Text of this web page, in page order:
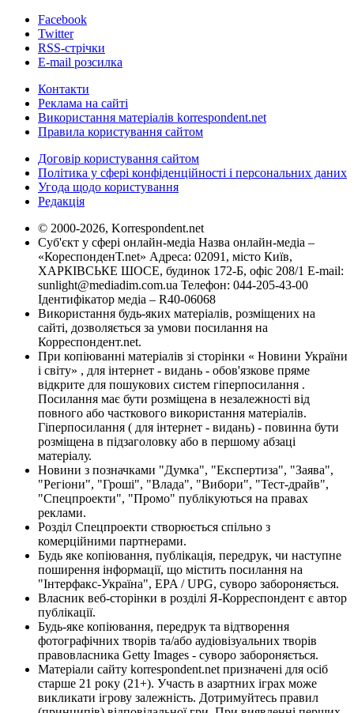
Facebook
Twitter
RSS-стрічки
E-mail розсилка
Контакти
Реклама на сайті
Використання матеріалів korrespondent.net
Правила користування сайтом
Договір користування сайтом
Політика у сфері конфіденційності і персональних даних
Угода щодо користування
Редакція
© 2000-2026, Korrespondent.net
Суб'єкт у сфері онлайн-медіа Назва онлайн-медіа –
«КореспонденТ.net» Адреса: 02091, місто Київ,
ХАРКІВСЬКЕ ШОСЕ, будинок 172-Б, офіс 208/1 E-mail:
sunlight@mediadim.com.ua Телефон: 044-205-43-00
Ідентифікатор медіа – R40-06068
Використання будь-яких матеріалів, розміщених на
сайті, дозволяється за умови посилання на
Корреспондент.net.
При копіюванні матеріалів зі сторінки « Новини України
і світу» , для інтернет - видань - обов'язкове пряме
відкрите для пошукових систем гіперпосилання .
Посилання має бути розміщена в незалежності від
повного або часткового використання матеріалів.
Гіперпосилання ( для інтернет - видань) - повинна бути
розміщена в підзаголовку або в першому абзаці
матеріалу.
Новини з позначками "Думка", "Експертиза", "Заява",
"Регіони", "Гроші", "Влада", "Вибори", "Тест-драйв",
"Спецпроекти", "Промо" публікуються на правах
реклами.
Розділ Спецпроекти створюється спільно з
комерційними партнерами.
Будь яке копіювання, публікація, передрук, чи наступне
поширення інформації, що містить посилання на
"Інтерфакс-Україна", EPA / UPG, суворо забороняється.
Власник веб-сторінки в розділі Я-Корреспондент є автор
публікації.
Будь-яке копіювання, передрук та відтворення
фотографічних творів та/або аудіовізуальних творів
правовласника Getty Images - суворо забороняється.
Матеріали сайту korrespondent.net призначені для осіб
старше 21 року (21+). Участь в азартних іграх може
викликати ігрову залежність. Дотримуйтесь правил